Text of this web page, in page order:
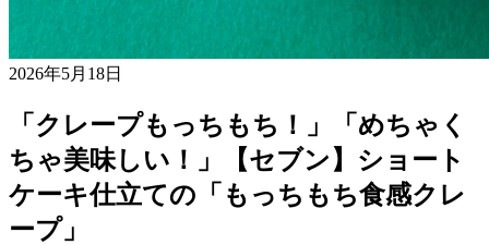
2026年5月18日
「クレープもっちもち！」「めちゃく
ちゃ美味しい！」【セブン】ショート
ケーキ仕立ての「もっちもち食感クレ
ープ」